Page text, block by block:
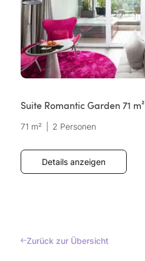
Suite Romantic Garden 71 m²
71 m² 2 Personen
Details anzeigen
Zurück zur Übersicht